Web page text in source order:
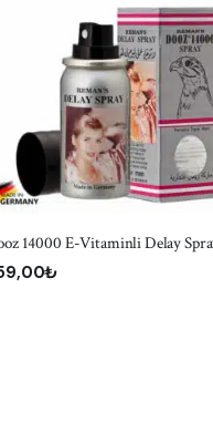
SEPETE EKLE
14000 E-Vitaminli Delay
₺